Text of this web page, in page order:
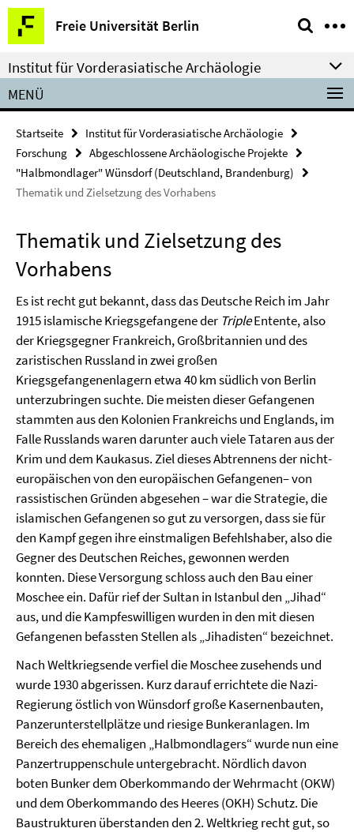
Springe
direkt
zu
Inhalt
Freie Universität Berlin
Service-
Navigation
Institut für Vorderasiatische Archäologie
MENÜ
Startseite
Institut für Vorderasiatische Archäologie
Forschung
Abgeschlossene Archäologische Projekte
"Halbmondlager" Wünsdorf (Deutschland, Brandenburg)
Thematik und Zielsetzung des Vorhabens
Thematik und Zielsetzung des
Vorhabens
Es ist recht gut bekannt, dass das Deutsche Reich im Jahr
1915 islamische Kriegsgefangene der TripleEntente, also
der Kriegsgegner Frankreich, Großbritannien und des
zaristischen Russland in zwei großen
Kriegsgefangenenlagern etwa 40 km südlich von Berlin
unterzubringen suchte. Die meisten dieser Gefangenen
stammten aus den Kolonien Frankreichs und Englands, im
Falle Russlands waren darunter auch viele Tataren aus der
Krim und dem Kaukasus. Ziel dieses Abtrennens der nicht-
europäischen von den europäischen Gefangenen– von
rassistischen Gründen abgesehen – war die Strategie, die
islamischen Gefangenen so gut zu versorgen, dass sie für
den Kampf gegen ihre einstmaligen Befehlshaber, also die
Gegner des Deutschen Reiches, gewonnen werden
konnten. Diese Versorgung schloss auch den Bau einer
Moschee ein. Dafür rief der Sultan in Istanbul den „Jihad“
aus, und die Kampfeswilligen wurden in den mit diesen
Gefangenen befassten Stellen als „Jihadisten“ bezeichnet.
Nach Weltkriegsende verfiel die Moschee zusehends und
wurde 1930 abgerissen. Kurz darauf errichtete die Nazi-
Regierung östlich von Wünsdorf große Kasernenbauten,
Panzerunterstellplätze und riesige Bunkeranlagen. Im
Bereich des ehemaligen „Halbmondlagers“ wurde nun eine
Panzertruppenschule untergebracht. Nördlich davon
boten Bunker dem Oberkommando der Wehrmacht (OKW)
und dem Oberkommando des Heeres (OKH) Schutz. Die
Baustrukturen überstanden den 2. Weltkrieg recht gut, so